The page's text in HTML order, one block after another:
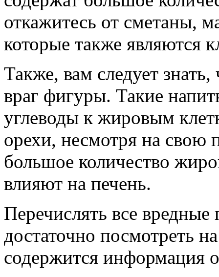
откажитесь от сметаны,
которые также являются
Также, вам следует знать,
враг фигуры. Такие
углеводы к жировым
орехи, несмотря на свою
большое количество
влияют на печень.
Перечислять все
достаточно посмотреть
содержится информация